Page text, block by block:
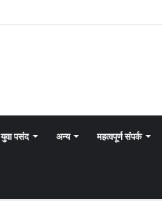
युवा पसंद अन्य महत्वपूर्ण संपर्क